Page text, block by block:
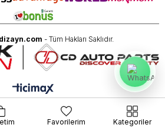
- Tüm Hakları Saklıdır.
Favorilerim Kategoriler